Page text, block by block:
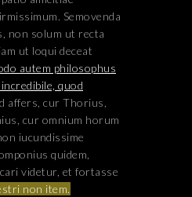
Semovenda
non solum ut recta
ut loqui deceat
autem philosophus
quod
affers, cur Thorius,
cur omnium horum
iucundissime
quidem,
videtur, et fortasse
non item.